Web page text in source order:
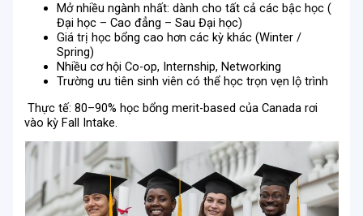
Mở nhiều ngành nhất: dành cho tất cả các bậc học (
Đại học – Cao đẳng – Sau Đại học)
Giá trị học bổng cao hơn các kỳ khác (Winter /
Spring)
Nhiều cơ hội Co-op, Internship, Networking
Trường ưu tiên sinh viên có thể học trọn vẹn lộ trình
Thực tế: 80–90% học bổng merit-based của Canada rơi
vào kỳ Fall Intake.